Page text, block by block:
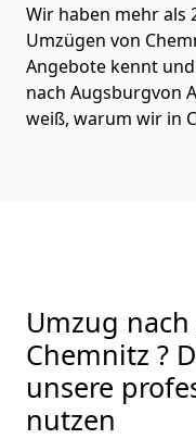
Wir haben mehr als
Umzügen von
Angebote kennt
nach Augsburgvon
weiß, warum wir in
Umzug
Chemnitz ?
unsere
nutzen